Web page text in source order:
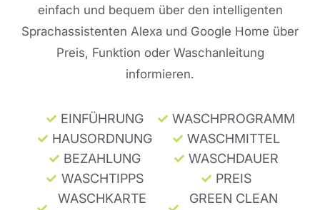
einfach und bequem über den intelligenten
Sprachassistenten Alexa und Google Home über
Preis, Funktion oder Waschanleitung
informieren.
EINFÜHRUNG
HAUSORDNUNG
BEZAHLUNG
WASCHTIPPS
WASCHKARTE
WASCHPROGRAMM
WASCHMITTEL
WASCHDAUER
PREIS
GREEN CLEAN